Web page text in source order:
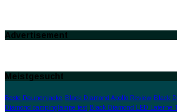
Advertisement
Meistgesucht
Beste Daunenjacke Black Diamond Apollo Review Black
Diamond campinglampe test Black Diamond LED Laterne